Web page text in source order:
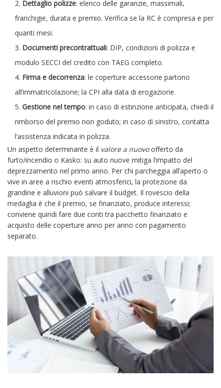
Dettaglio polizze: elenco delle garanzie, massimali,
franchigie, durata e premio. Verifica se la RC è compresa e per
quanti mesi.
Documenti precontrattuali: DIP, condizioni di polizza e
modulo SECCI del credito con TAEG completo.
Firma e decorrenza: le coperture accessorie partono
all’immatricolazione; la CPI alla data di erogazione.
Gestione nel tempo: in caso di estinzione anticipata, chiedi il
rimborso del premio non goduto; in caso di sinistro, contatta
l’assistenza indicata in polizza.
Un aspetto determinante è il valore a nuovoofferto da
furto/incendio o Kasko: su auto nuove mitiga l’impatto del
deprezzamento nel primo anno. Per chi parcheggia all’aperto o
vive in aree a rischio eventi atmosferici, la protezione da
grandine e alluvioni può salvare il budget. Il rovescio della
medaglia è che il premio, se finanziato, produce interessi;
conviene quindi fare due conti tra pacchetto finanziato e
acquisto delle coperture anno per anno con pagamento
separato.